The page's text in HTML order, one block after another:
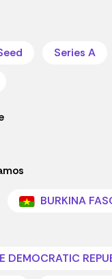
Series A
BURKINA
DEMOCRATIC